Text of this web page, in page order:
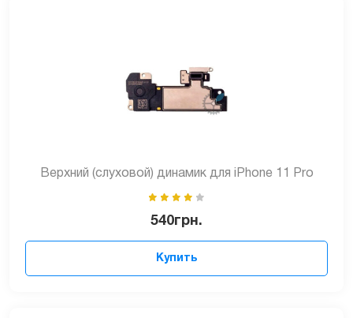
Верхний (слуховой) динамик для iPhone 11 Pro
540грн.
Купить